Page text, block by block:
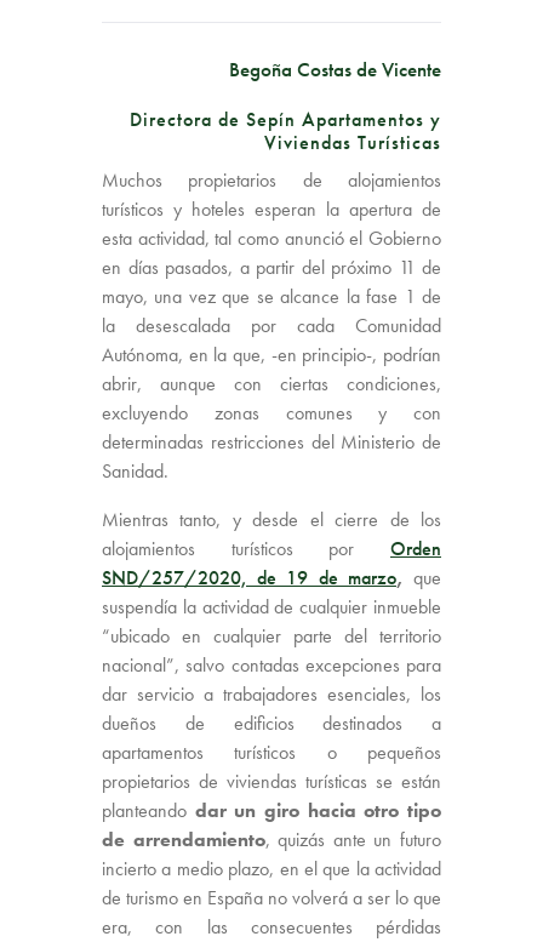
Begoña Costas de Vicente
Directora de Sepín Apartamentos y
Viviendas Turísticas
Muchos propietarios de alojamientos
turísticos y hoteles esperan la apertura de
esta actividad, tal como anunció el Gobierno
en días pasados, a partir del próximo 11 de
mayo, una vez que se alcance la fase 1 de
la desescalada por cada Comunidad
Autónoma, en la que, -en principio-, podrían
abrir, aunque con ciertas condiciones,
excluyendo zonas comunes y con
determinadas restricciones del Ministerio de
Sanidad.
Mientras tanto, y desde el cierre de los
alojamientos turísticos por Orden
SND/257/2020, de 19 de marzo, que
suspendía la actividad de cualquier inmueble
“ubicado en cualquier parte del territorio
nacional”, salvo contadas excepciones para
dar servicio a trabajadores esenciales, los
dueños de edificios destinados a
apartamentos turísticos o pequeños
propietarios de viviendas turísticas se están
planteando dar un giro hacia otro tipo
de arrendamiento, quizás ante un futuro
incierto a medio plazo, en el que la actividad
de turismo en España no volverá a ser lo que
era, con las consecuentes pérdidas